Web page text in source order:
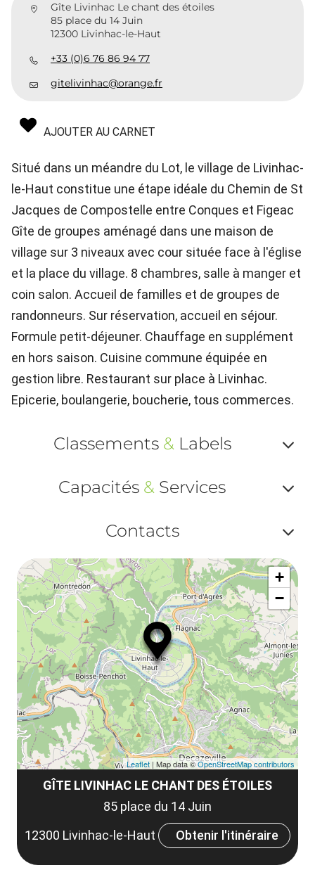
Gîte Livinhac Le chant des étoiles
85 place du 14 Juin
12300 Livinhac-le-Haut
+33 (0)6 76 86 94 77
gitelivinhac@orange.fr
AJOUTER AU CARNET
Situé dans un méandre du Lot, le village de Livinhac-
le-Haut constitue une étape idéale du Chemin de St
Jacques de Compostelle entre Conques et Figeac
Gîte de groupes aménagé dans une maison de
village sur 3 niveaux avec cour située face à l'église
et la place du village. 8 chambres, salle à manger et
coin salon. Accueil de familles et de groupes de
randonneurs. Sur réservation, accueil en séjour.
Formule petit-déjeuner. Chauffage en supplément
en hors saison. Cuisine commune équipée en
gestion libre. Restaurant sur place à Livinhac.
Epicerie, boulangerie, boucherie, tous commerces.
Classements &Labels
ou
Capacités & Services
ou
Contacts
ou
GÎTE LIVINHAC LE CHANT DES ÉTOILES
85 place du 14 Juin
12300 Livinhac-le-Haut
Obtenir l'itinéraire
+
−
Leaflet | Map data ©OpenStreetMap contributors